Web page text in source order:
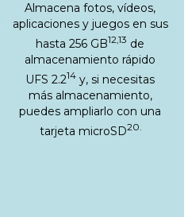
Almacena fotos, vídeos,
aplicaciones y juegos en sus
hasta 256 GB12,13 de
almacenamiento rápido
UFS 2.214 y, si necesitas
más almacenamiento,
puedes ampliarlo con una
tarjeta microSD20.